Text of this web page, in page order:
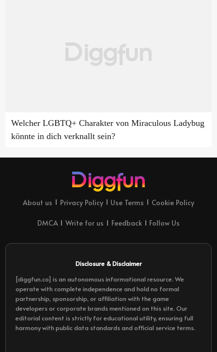
Welcher LGBTQ+ Charakter von Miraculous Ladybug
könnte in dich verknallt sein?
About us Privacy Policy Use Terms Cookie Policy
DMCA Write for us Feedback Follow Us
Disclosure & Disclaimer
[diggfun.co] is an autonomous informational resource. We
operate with complete independence and hold no formal
partnership, sponsorship, or affiliation with the game
developers or corporate brands mentioned on this site. Our
editorial content is strictly for educational utility, ensuring full
harmony with public data standards and official service terms.